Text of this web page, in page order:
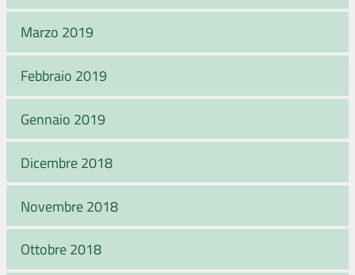
Marzo 2019
Febbraio 2019
Gennaio 2019
Dicembre 2018
Novembre 2018
Ottobre 2018